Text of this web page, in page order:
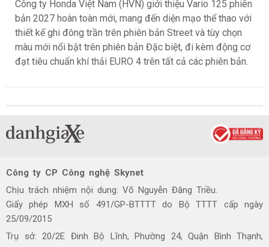
Công ty Honda Việt Nam (HVN) giới thiệu Vario 125 phiên
bản 2027 hoàn toàn mới, mang đến diện mạo thể thao với
thiết kế ghi đông trần trên phiên bản Street và tùy chọn
màu mới nổi bật trên phiên bản Đặc biệt, đi kèm động cơ
đạt tiêu chuẩn khí thải EURO 4 trên tất cả các phiên bản.
Công ty CP Công nghệ Skynet
Chịu trách nhiệm nội dung: Võ Nguyễn Đăng Triều.
Giấy phép MXH số 491/GP-BTTTT do Bộ TTTT cấp ngày
25/09/2015
Trụ sở: 20/2E Đinh Bộ Lĩnh, Phường 24, Quận Bình Thạnh,